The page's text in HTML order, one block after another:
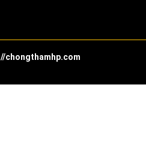
chongthamhp.com